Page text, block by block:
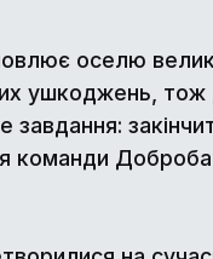
оселю
ушкоджень,
команди